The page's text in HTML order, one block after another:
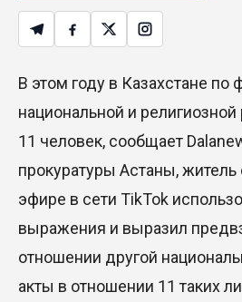
В этом году в Казахстане по
национальной и
11 человек, сообщает
прокуратуры Астаны,
эфире в сети TikTok
выражения и выразил
отношении другой
акты в отношении 11 таких